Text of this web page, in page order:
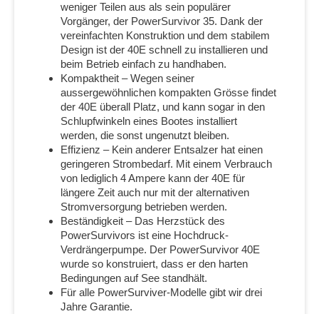
weniger Teilen aus als sein populärer
Vorgänger, der PowerSurvivor 35. Dank der
vereinfachten Konstruktion und dem stabilem
Design ist der 40E schnell zu installieren und
beim Betrieb einfach zu handhaben.
Kompaktheit – Wegen seiner
aussergewöhnlichen kompakten Grösse findet
der 40E überall Platz, und kann sogar in den
Schlupfwinkeln eines Bootes installiert
werden, die sonst ungenutzt bleiben.
Effizienz – Kein anderer Entsalzer hat einen
geringeren Strombedarf. Mit einem Verbrauch
von lediglich 4 Ampere kann der 40E für
längere Zeit auch nur mit der alternativen
Stromversorgung betrieben werden.
Beständigkeit – Das Herzstück des
PowerSurvivors ist eine Hochdruck-
Verdrängerpumpe. Der PowerSurvivor 40E
wurde so konstruiert, dass er den harten
Bedingungen auf See standhält.
Für alle PowerSurviver-Modelle gibt wir drei
Jahre Garantie.